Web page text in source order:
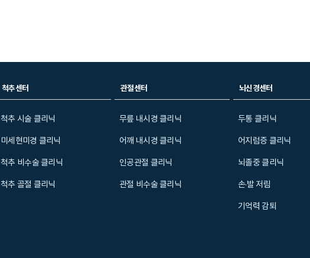
척추센터
척추 시술 클리닉
미세현미경 클리닉
척추 비수술 클리닉
척추 골절 클리닉
관절센터
무릎 내시경 클리닉
어깨 내시경 클리닉
인공관절 클리닉
관절 비수술 클리닉
뇌신경센터
두통 클리닉
어지럼증 클리닉
뇌졸중 클리닉
손·발 저림
기억력 감퇴